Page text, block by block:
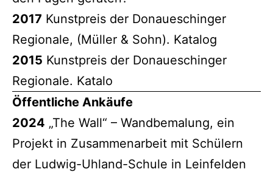
2017 Kunstpreis der Donaueschinger
Regionale, (Müller & Sohn). Katalog
2015 Kunstpreis der Donaueschinger
Regionale. Katalo
Öffentliche Ankäufe
2024 „The Wall“ – Wandbemalung, ein
Projekt in Zusammenarbeit mit Schülern
der Ludwig-Uhland-Schule in Leinfelden